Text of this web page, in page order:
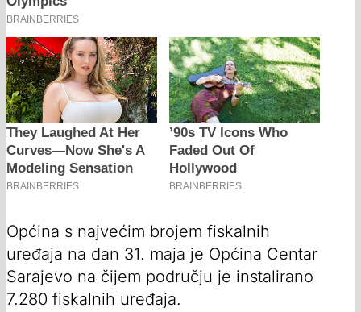
Općina s najvećim brojem fiskalnih
uređaja na dan 31. maja je Općina Centar
Sarajevo na čijem području je instalirano
7.280 fiskalnih uređaja.